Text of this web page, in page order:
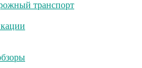
транспорт